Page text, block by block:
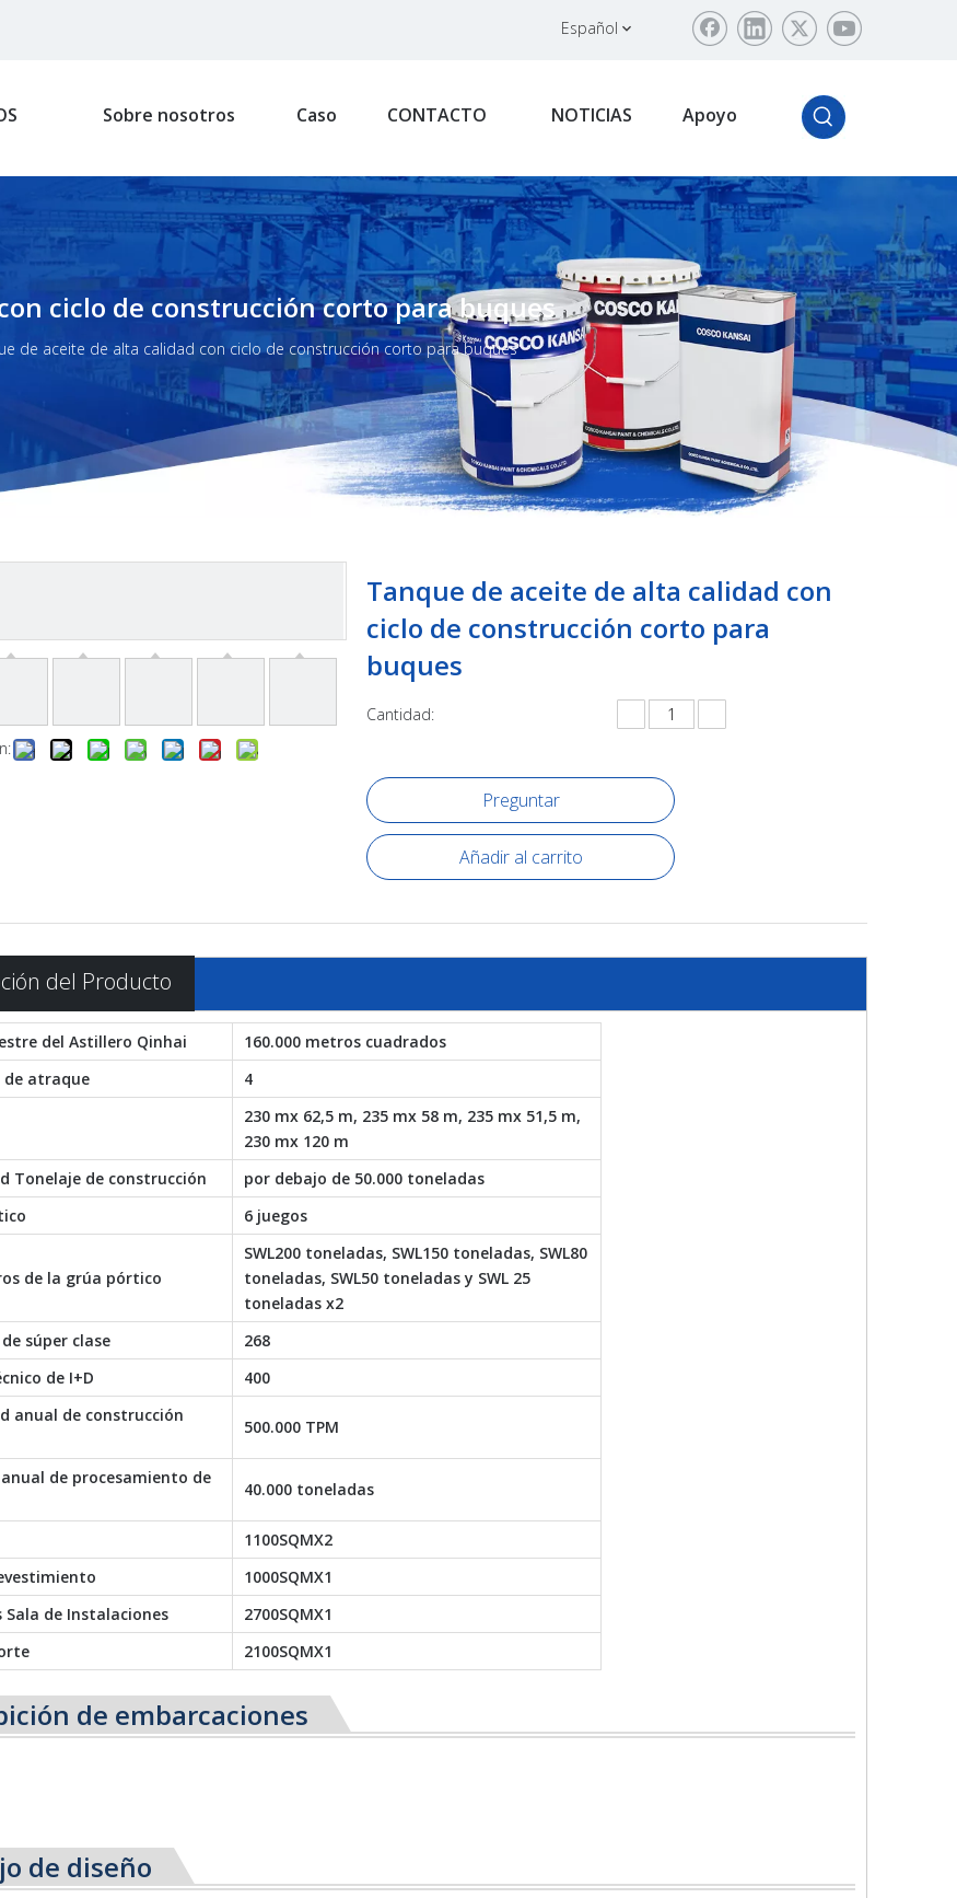
Español
Sobre nosotros Caso CONTACTO NOTICIAS Apoyo
ciclo de construcción corto para buques
de aceite de alta calidad con ciclo de construcción corto para buques
Tanque de aceite de alta calidad con
ciclo de construcción corto para
buques
Cantidad:
Preguntar
Añadir al carrito
del Producto
del Astillero Qinhai
160.000 metros cuadrados
de atraque
4
230 mx 62,5 m, 235 mx 58 m, 235 mx 51,5 m,
230 mx 120 m
Tonelaje de construcción
por debajo de 50.000 toneladas
6 juegos
de la grúa pórtico
SWL200 toneladas, SWL150 toneladas, SWL80
toneladas, SWL50 toneladas y SWL 25
toneladas x2
súper clase
268
de I+D
400
anual de construcción
500.000 TPM
de procesamiento de
40.000 toneladas
1100SQMX2
1000SQMX1
Sala de Instalaciones
2700SQMX1
2100SQMX1
de embarcaciones
de diseño